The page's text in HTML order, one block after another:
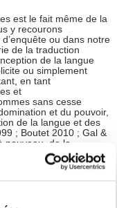
est le fait même de la
y recourons
ou dans notre
de la traduction
de la langue
ou simplement
en tant
et
sans cesse
et du pouvoir,
de la langue et des
; Boutet 2010 ; Gal &
nouveau, de la
au coeur de cette
mensuel de Lacito,
du séminaire